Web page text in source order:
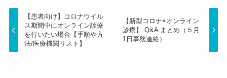
【患者向け】コロナウイル
ス期間中にオンライン診療
を行いたい場合【手順や方
法/医療機関リスト】
【新型コロナ×オンライン
診療】 Q&A まとめ（５月
1日事務連絡）